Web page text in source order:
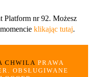
Platform nr 92. Możesz
klikając tutaj.
CHWILAPRAWA
OBSŁUGIWANE